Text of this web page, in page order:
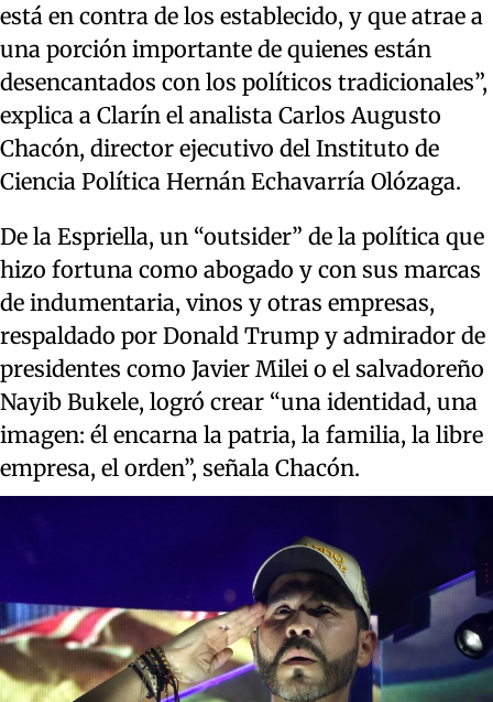
está en contra de los establecido, y que atrae a
una porción importante de quienes están
desencantados con los políticos tradicionales”,
explica a Clarín el analista Carlos Augusto
Chacón, director ejecutivo del Instituto de
Ciencia Política Hernán Echavarría Olózaga.
De la Espriella, un “outsider” de la política que
hizo fortuna como abogado y con sus marcas
de indumentaria, vinos y otras empresas,
respaldado por Donald Trump y admirador de
presidentes como Javier Milei o el salvadoreño
Nayib Bukele, logró crear “una identidad, una
imagen: él encarna la patria, la familia, la libre
empresa, el orden”, señala Chacón.